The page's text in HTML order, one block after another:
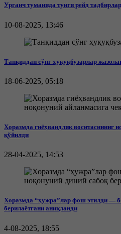
Урганч туманида тунги рейд
10-08-2025, 13:46
Танқиддан сўнг ҳуқуқбузарлар
18-06-2025, 05:18
Хоразмда гиёҳвандлик воситасининг
қўйилди
28-04-2025, 14:53
Хоразмда “ҳужра”лар фош этилди —
берилаётгани аниқланди
4-08-2025, 18:55